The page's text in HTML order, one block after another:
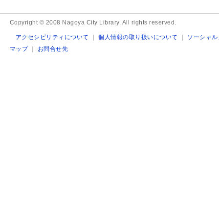
Copyright © 2008 Nagoya City Library. All rights reserved.
アクセシビリティについて ｜個人情報の取り扱いについて ｜ ソーシャ
マップ｜ お問合せ先